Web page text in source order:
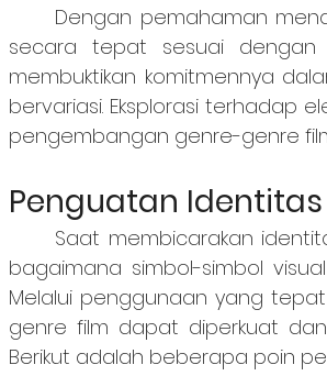
secara tepat sesuai dengan
membuktikan komitmennya
bervariasi. Eksplorasi terhadap
pengembangan genre-genre
Penguatan
bagaimana simbol-simbol
Melalui penggunaan yang
genre film dapat diperkuat
Berikut adalah beberapa poin